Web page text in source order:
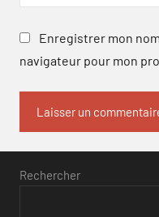
Enregistrer mon
navigateur pour mon
Rechercher